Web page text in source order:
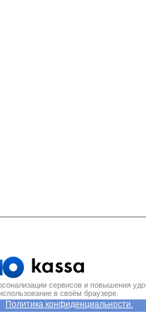
сервисов и повышения
в своём браузере.
Политика конфиденциальности.